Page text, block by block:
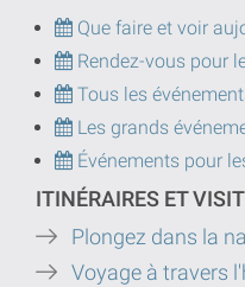
Que faire et voir
Rendez-vous pour
Tous les
Les grands
Événements pour
ITINÉRAIRES ET
Plongez dans la
Voyage à travers